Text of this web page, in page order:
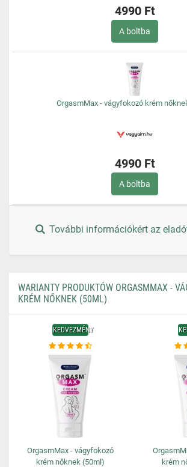
4990 Ft
A boltba
OrgasmMax - vágyfokozó krém
4990 Ft
A boltba
További információkért az
WARIANTY PRODUKTÓW ORGASMMAX -
KRÉM NŐKNEK (50ML)
KEDVEZMÉNY
OrgasmMax - vágyfokozó
krém nőknek (50ml)
krém